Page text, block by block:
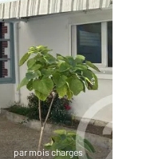
par mois charges